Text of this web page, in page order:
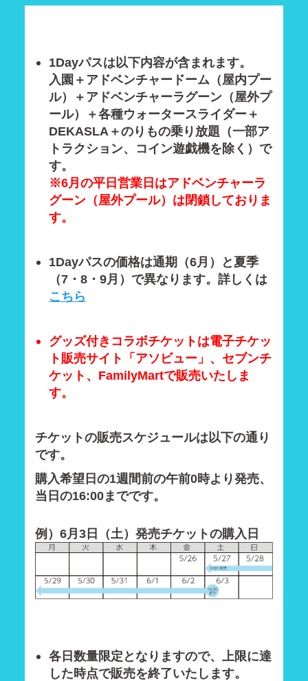
1Dayパスは以下内容が含まれます。
入園＋アドベンチャードーム（屋内プー
ル）＋アドベンチャーラグーン（屋外プ
ール）＋各種ウォータースライダー＋
DEKASLA＋のりもの乗り放題（一部ア
トラクション、コイン遊戯機を除く）で
す。
※6月の平日営業日はアドベンチャーラ
グーン（屋外プール）は閉鎖しておりま
す。
1Dayパスの価格は通期（6月）と夏季
（7・8・9月）で異なります。詳しくは
こちら
グッズ付きコラボチケットは電子チケッ
ト販売サイト「アソビュー」、セブンチ
ケット、FamilyMartで販売いたしま
す。
チケットの販売スケジュールは以下の通り
です。
購入希望日の1週間前の午前0時より発売、
当日の16:00までです。
例）6月3日（土）発売チケットの購入日
各日数量限定となりますので、上限に達
した時点で販売を終了いたします。